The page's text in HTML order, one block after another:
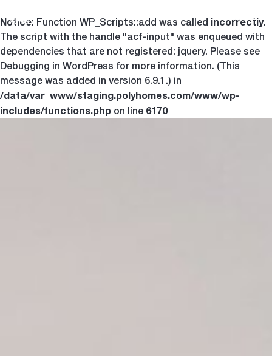
Notice: Function WP_Scripts::add was called incorrectly.
The script with the handle "acf-input" was enqueued with
dependencies that are not registered: jquery. Please see
Debugging in WordPress for more information. (This
message was added in version 6.9.1.) in
/data/var_www/staging.polyhomes.com/www/wp-
includes/functions.php on line 6170